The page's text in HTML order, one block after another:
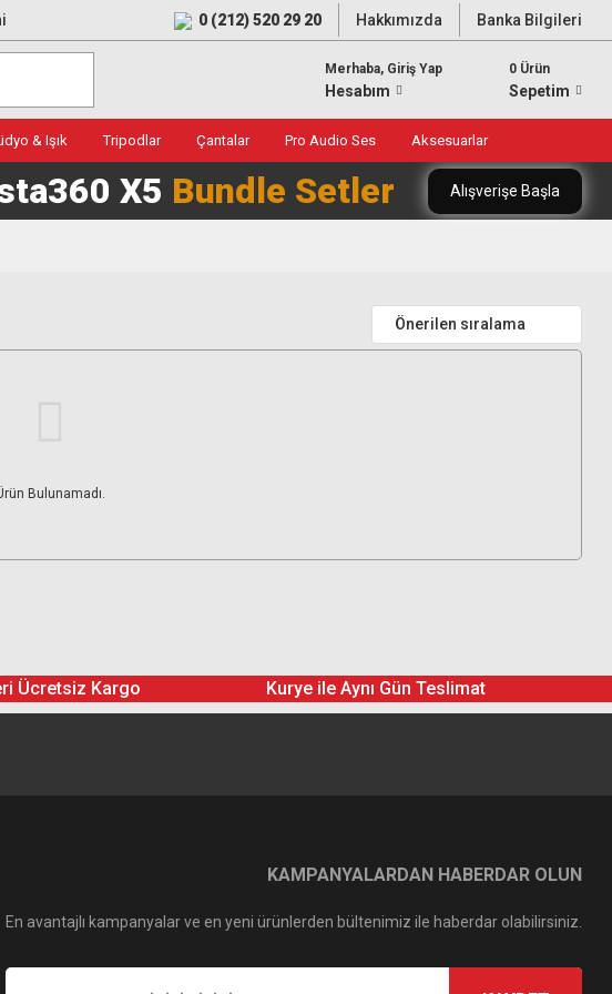
0 (212) 520 29 20 Hakkımızda Banka Bilgileri
Merhaba, Giriş Yap
Hesabım
0 Ürün
Sepetim
& Işık Tripodlar Çantalar Pro Audio Ses Aksesuarlar
X5 Bundle Setler Alışverişe Başla
Bulunamadı.
Ücretsiz Kargo Kurye ile Aynı Gün Teslimat
KAMPANYALARDAN HABERDAR OLUN
En avantajlı kampanyalar ve en yeni ürünlerden bültenimiz ile haberdar olabilirsiniz.